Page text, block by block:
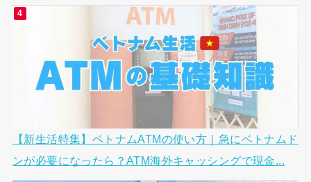
【新生活特集】ベトナムATMの使い方｜急にベトナムド
ンが必要になったら？ATM海外キャッシングで現金...